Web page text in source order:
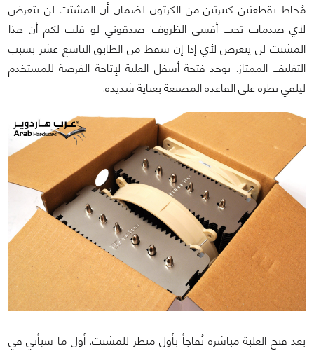
مُحاط بقطعتين كبيرتين من الكرتون لضمان أن المشتت لن يتعرض
لأي صدمات تحت أقسى الظروف. صدقوني لو قلت لكم أن هذا
المشتت لن يتعرض لأي إذا إن سقط من الطابق التاسع عشر بسبب
التغليف الممتاز. يوجد فتحة أسفل العلبة لإتاحة الفرصة للمستخدم
ليلقي نظرة على القاعدة المصنعة بعناية شديدة.
بعد فتح العلبة مباشرة نُفاجأ بأول منظر للمشتت. أول ما سيأتي في